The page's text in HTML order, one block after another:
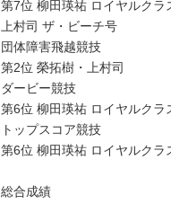
第7位 柳田瑛祐 ロイヤルクラ
上村司 ザ・ビーチ号
団体障害飛越競技
第2位 榮拓樹・上村司
ダービー競技
第6位 柳田瑛祐 ロイヤルクラ
トップスコア競技
第6位 柳田瑛祐 ロイヤルクラ
総合成績